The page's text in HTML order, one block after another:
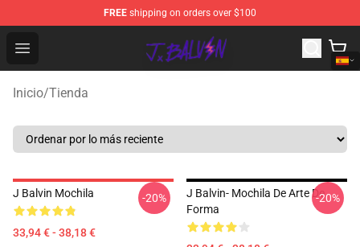
FREE shipping on orders over $100
Open menu
J Balvin Store - Official J Balvin Merchandise Shop
Inicio/Tienda
J Balvin Mochila
33,94 € - 38,18 €
-20%
J Balvin- Mochila De Arte De
Forma
-20%